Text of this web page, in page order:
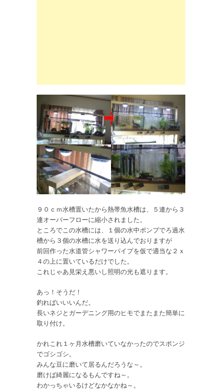
９０ｃｍ水槽置いたから熱帯魚水槽は、５連から３
連オーバーフローに縮小されました。
ところでこの水槽には、１個の水中ポンプでろ過水
槽から３個の水槽に水を送り込んでおりますが
前回作った水道管シャワーパイプを仮で適当な２ｘ
４の上に置いているだけでした。
これじゃあ見栄え悪いし照明の光も遮ります。
あっ！そうだ！
釣ればいいいんだ。
長いネジとガーデニング用のヒモでまたまた簡単に
取り付け。
かれこれ１ヶ月水槽磨いていなかったのでスポンジ
でゴシゴシ。
みんな豆に磨いて居るんだろうな～。
磨けば綺麗になるもんですね～。
わかっちゃいるけどなかなかね～。